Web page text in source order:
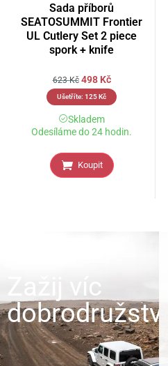
Sada příborů
SEATOSUMMIT Frontier
UL Cutlery Set 2 piece
spork + knife
623Kč 498 Kč
Ušetříte: 125Kč
Skladem
Odesíláme do 24 hodin.
Koupit
Zažij víc
dobrodružství